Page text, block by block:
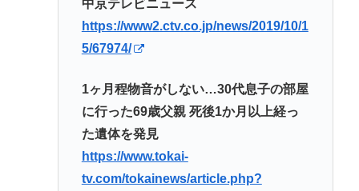
中京テレビニュース
https://www2.ctv.co.jp/news/2019/10/1
5/67974/
1ヶ月程物音がしない…30代息子の部屋
に行った69歳父親 死後1か月以上経っ
た遺体を発見
https://www.tokai-
tv.com/tokainews/article.php?